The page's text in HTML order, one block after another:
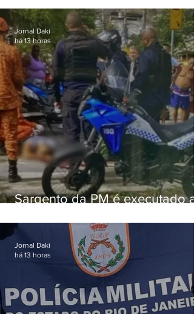
Sargento da PM é executado a
em Vaz Lobo
Jornal Daki
há 13 horas
Jornal Daki
há 13 horas